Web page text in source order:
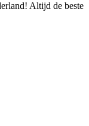
Altijd de beste